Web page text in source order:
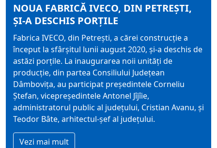
NOUA FABRICĂ IVECO, DIN PETREȘTI,
ȘI-A DESCHIS PORȚILE
Fabrica IVECO, din Petrești, a cărei construcție a
început la sfârșitul lunii august 2020, și-a deschis de
astăzi porțile. La inaugurarea noii unități de
producție, din partea Consiliului Județean
Dâmbovița, au participat președintele Corneliu
Ștefan, vicepreședintele Antonel Jîjîie,
administratorul public al județului, Cristian Avanu, și
Teodor Bâte, arhitectul-șef al județului.
Vezi mai mult